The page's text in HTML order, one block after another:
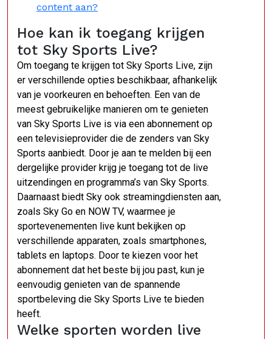
content aan?
Hoe kan ik toegang krijgen
tot Sky Sports Live?
Om toegang te krijgen tot Sky Sports Live, zijn
er verschillende opties beschikbaar, afhankelijk
van je voorkeuren en behoeften. Een van de
meest gebruikelijke manieren om te genieten
van Sky Sports Live is via een abonnement op
een televisieprovider die de zenders van Sky
Sports aanbiedt. Door je aan te melden bij een
dergelijke provider krijg je toegang tot de live
uitzendingen en programma’s van Sky Sports.
Daarnaast biedt Sky ook streamingdiensten aan,
zoals Sky Go en NOW TV, waarmee je
sportevenementen live kunt bekijken op
verschillende apparaten, zoals smartphones,
tablets en laptops. Door te kiezen voor het
abonnement dat het beste bij jou past, kun je
eenvoudig genieten van de spannende
sportbeleving die Sky Sports Live te bieden
heeft.
Welke sporten worden live